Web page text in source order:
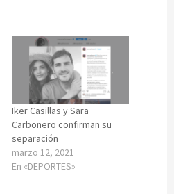
Iker Casillas y Sara
Carbonero confirman su
separación
marzo 12, 2021
En «DEPORTES»